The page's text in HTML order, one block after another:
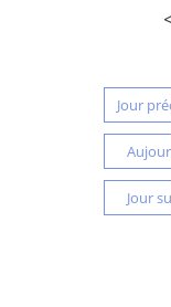
Jour
Jour